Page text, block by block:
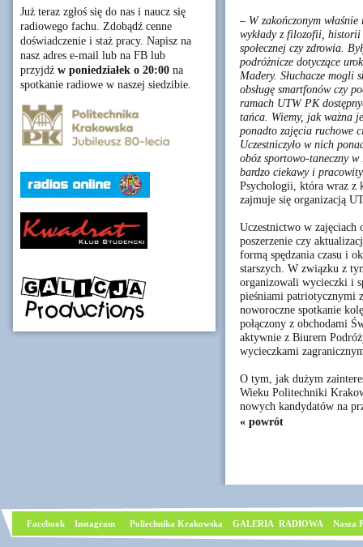
Już teraz zgłoś się do nas i naucz się
radiowego fachu. Zdobądź cenne
doświadczenie i staż pracy. Napisz na
nasz adres e-mail lub na FB lub
przyjdź w poniedziałek o 20:00 na
spotkanie radiowe w naszej siedzibie.
– W zakończonym
wykłady z filozofii,
społecznej czy zdrowia.
podróżnicze dotyczące
Madery. Słuchacze mogli
obsługę smartfonów czy
ramach UTW PK
tańca. Wiemy, jak ważna
ponadto zajęcia ruchowe
Uczestniczyło w nich
obóz sportowo-taneczny
bardzo ciekawy i
Psychologii, która wraz z
zajmuje się organizacją
Uczestnictwo w
poszerzenie czy
formą spędzania czasu i
starszych. W związku z
organizowali wycieczki i
pieśniami patriotycznymi
noworoczne spotkanie
połączony z obchodami
aktywnie z Biurem
wycieczkami
O tym, jak dużym
Wieku Politechniki
nowych kandydatów na
« powrót
Facebook Instagram Poliechnika Krakowska GALERIA RADIOWA Nasza